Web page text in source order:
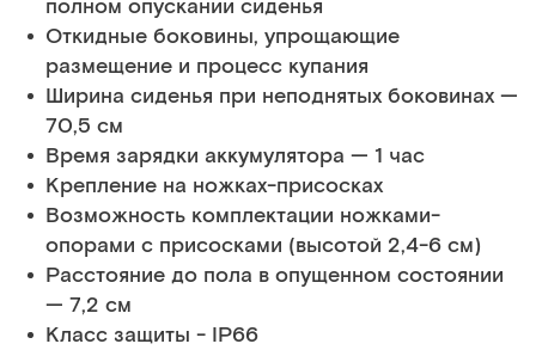
полном опускании сиденья
Откидные боковины, упрощающие
размещение и процесс купания
Ширина сиденья при неподнятых боковинах —
70,5 см
Время зарядки аккумулятора — 1 час
Крепление на ножках-присосках
Возможность комплектации ножками-
опорами с присосками (высотой 2,4-6 см)
Расстояние до пола в опущенном состоянии
— 7,2 см
Класс защиты - IP66